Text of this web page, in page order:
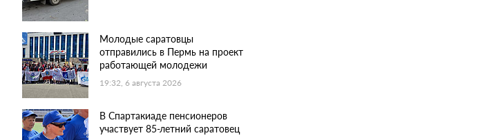
Молодые саратовцы
отправились в Пермь на проект
работающей молодежи
19:32, 6 августа 2026
В Спартакиаде пенсионеров
участвует 85-летний саратовец